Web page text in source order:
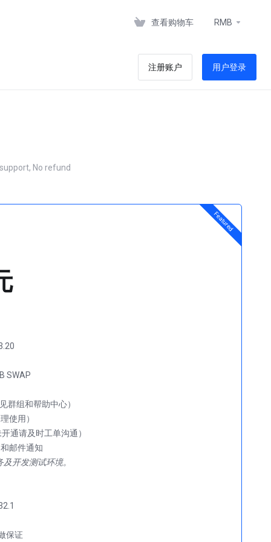
查看购物车 RMB
注册账户 用户登录
No refund
Featured
SWAP
群组和帮助中心）
使用）
通请及时工单沟通）
开发测试环境。